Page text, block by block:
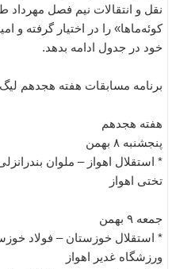
نقل و انتقالات نیم فصل
کوئه‌ماها» را در اختیار گرفته و
خود در جدول ادامه بدهد.
برنامه مسابقات هفته هجدهم
هفته هجدهم
پنجشنبه ۸ بهمن
تختی اهواز
جمعه ۹ بهمن
ورزشگاه غدیر اهواز